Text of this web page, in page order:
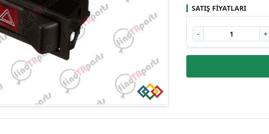
SATIŞ FIYATLARI
- +